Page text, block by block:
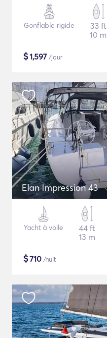
Gonflable rigide
33 ft
10 m
$1,597 /jour
Elan Impression 43
Yacht à voile
44 ft
13 m
$710 /nuit